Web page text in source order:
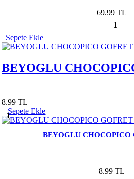
69.99 TL
1
Sepete Ekle
BEYOGLU
8.99 TL
1
Sepete Ekle
BEYOGLU CHOCOPICO
8.99 TL